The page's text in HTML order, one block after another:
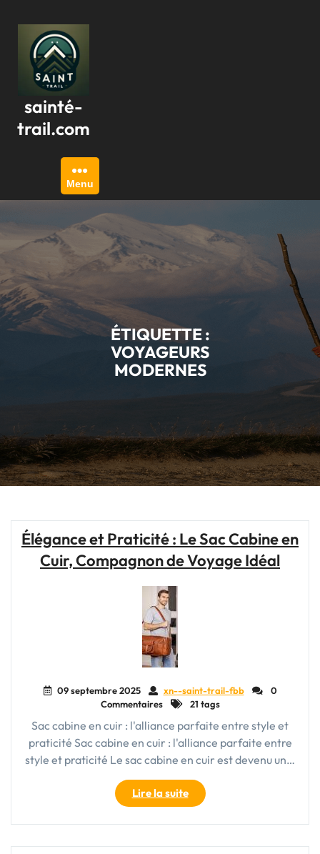
contenu
sainté-
trail.com
Menu
ÉTIQUETTE :
VOYAGEURS
MODERNES
Élégance et Praticité : Le Sac Cabine en
Cuir, Compagnon de Voyage Idéal
09 septembre 2025 xn--saint-trail-fbb
0
Commentaires
21 tags
Sac cabine en cuir : l'alliance parfaite entre style et
praticité Sac cabine en cuir : l'alliance parfaite entre
style et praticité Le sac cabine en cuir est devenu un…
Lire la suite"Élégance
et
Praticité